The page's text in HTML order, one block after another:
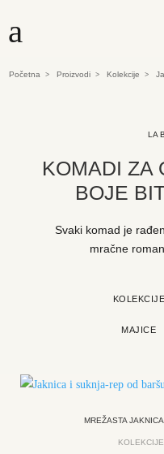
a
Početna > Proizvodi > Kolekcije >
LA
KOMADI ZA
BOJE
Svaki komad je
mračne
KOLEKCIJE
MAJICE
MREŽASTA
KOLEKCIJE